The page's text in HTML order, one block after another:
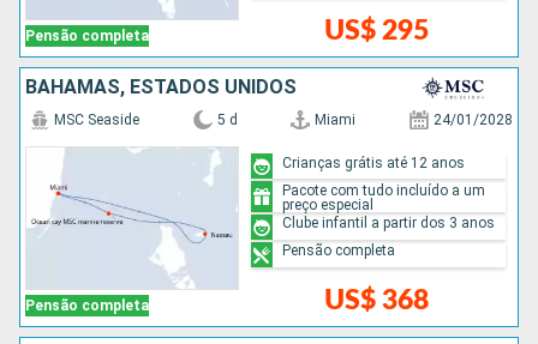
Pensão completa US$ 295
BAHAMAS, ESTADOS UNIDOS
Pensão completa
MSC Seaside 5 d Miami 24/01/2028
US$ 368
Crianças grátis até 12 anos
Pacote com tudo incluído a um
preço especial
Clube infantil a partir dos 3 anos
Pensão completa